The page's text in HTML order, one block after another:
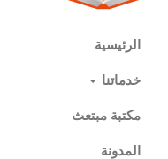
الرئيسية
خدماتنا
مكتبة مبتعث
المدونة